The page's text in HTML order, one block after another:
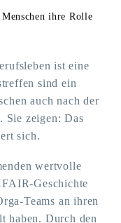
ihre Rolle
ist eine
sind ein
auch nach der
Sie zeigen: Das
sich.
wertvolle
Geschichte
Teams an ihren
haben. Durch den